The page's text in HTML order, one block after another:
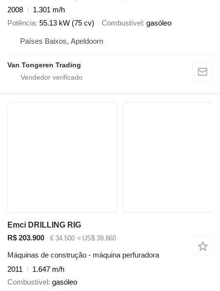
2008
1.301 m/h
Potência 55.13 kW (75 cv) Combustível gasóleo
Países Baixos, Apeldoorn
Van Tongeren Trading
Emci DRILLING RIG
R$ 203.900
€ 34.500 ≈ US$ 39.860
Máquinas de construção - máquina perfuradora
2011
1.647 m/h
Combustível gasóleo